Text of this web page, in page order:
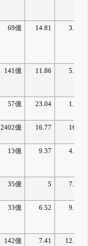
69億 14.81 3.69
141億 11.86 5.74
57億 23.04 1.93
2402億 16.77 16.4
13億 9.37 4.95
35億 5 7.49
33億 6.52 9.49
142億 7.41 12.72